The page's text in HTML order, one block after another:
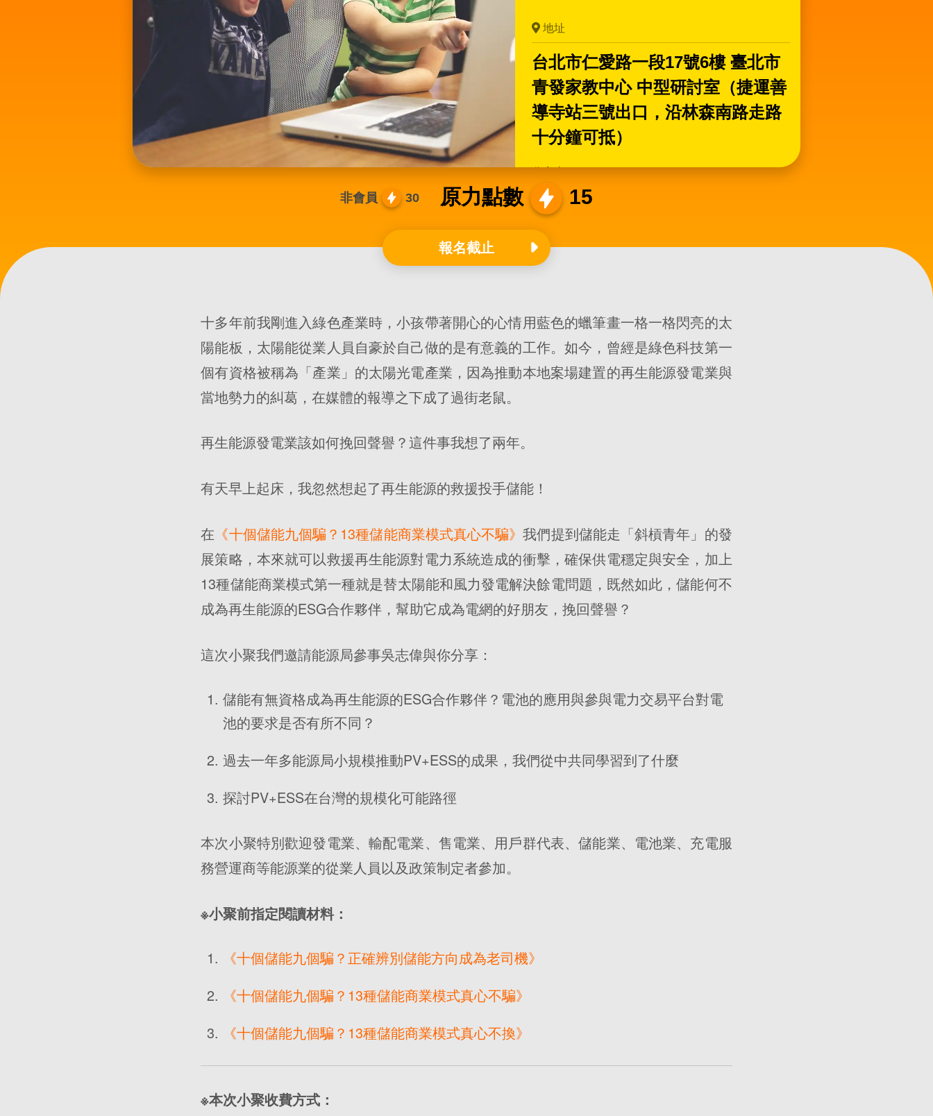
地址
台北市仁愛路一段17號6樓 臺北市
青發家教中心 中型研討室（捷運善
導寺站三號出口，沿林森南路走路
十分鐘可抵）
非會員 30 原力點數 15
報名截止
十多年前我剛進入綠色產業時，小孩帶著開心的心情用藍色的蠟筆畫一格一格閃亮的太
陽能板，太陽能從業人員自豪於自己做的是有意義的工作。如今，曾經是綠色科技第一
個有資格被稱為「產業」的太陽光電產業，因為推動本地案場建置的再生能源發電業與
當地勢力的糾葛，在媒體的報導之下成了過街老鼠。
再生能源發電業該如何挽回聲譽？這件事我想了兩年。
有天早上起床，我忽然想起了再生能源的救援投手儲能！
在 《十個儲能九個騙？13種儲能商業模式真心不騙》我們提到儲能走「斜槓青年」的發
展策略，本來就可以救援再生能源對電力系統造成的衝擊，確保供電穩定與安全，加上
13種儲能商業模式第一種就是替太陽能和風力發電解決餘電問題，既然如此，儲能何不
成為再生能源的ESG合作夥伴，幫助它成為電網的好朋友，挽回聲譽？
這次小聚我們邀請能源局參事吳志偉與你分享：
儲能有無資格成為再生能源的ESG合作夥伴？電池的應用與參與電力交易平台對電
池的要求是否有所不同？
過去一年多能源局小規模推動PV+ESS的成果，我們從中共同學習到了什麼
探討PV+ESS在台灣的規模化可能路徑
本次小聚特別歡迎發電業、輸配電業、售電業、用戶群代表、儲能業、電池業、充電服
務營運商等能源業的從業人員以及政策制定者參加。
※小聚前指定閱讀材料：
《十個儲能九個騙？正確辨別儲能方向成為老司機》
《十個儲能九個騙？13種儲能商業模式真心不騙》
《十個儲能九個騙？13種儲能商業模式真心不換》
※本次小聚收費方式：